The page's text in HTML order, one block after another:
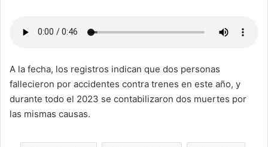
A la fecha, los registros indican que dos personas
fallecieron por accidentes contra trenes en este año, y
durante todo el 2023 se contabilizaron dos muertes por
las mismas causas.